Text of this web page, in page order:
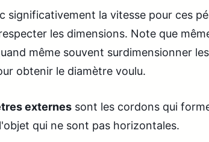
significativement la vitesse pour ces
les dimensions. Note que
même souvent surdimensionner
obtenir le diamètre voulu.
externes sont les cordons qui
qui ne sont pas horizontales.